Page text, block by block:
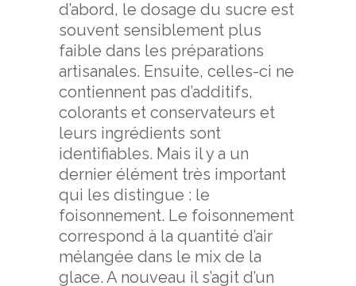
d’abord, le dosage du sucre est
souvent sensiblement plus
faible dans les préparations
artisanales. Ensuite, celles-ci ne
contiennent pas d’additifs,
colorants et conservateurs et
leurs ingrédients sont
identifiables. Mais il y a un
dernier élément très important
qui les distingue : le
foisonnement. Le foisonnement
correspond à la quantité d’air
mélangée dans le mix de la
glace. A nouveau il s’agit d’un